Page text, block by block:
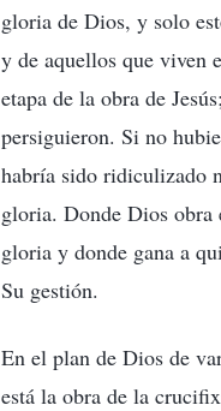
gloria de Dios, y solo
y de aquellos que viven
etapa de la obra de
persiguieron. Si no
habría sido ridiculizado
gloria. Donde Dios obra
gloria y donde gana a
Su gestión.
En el plan de Dios de
está la obra de la